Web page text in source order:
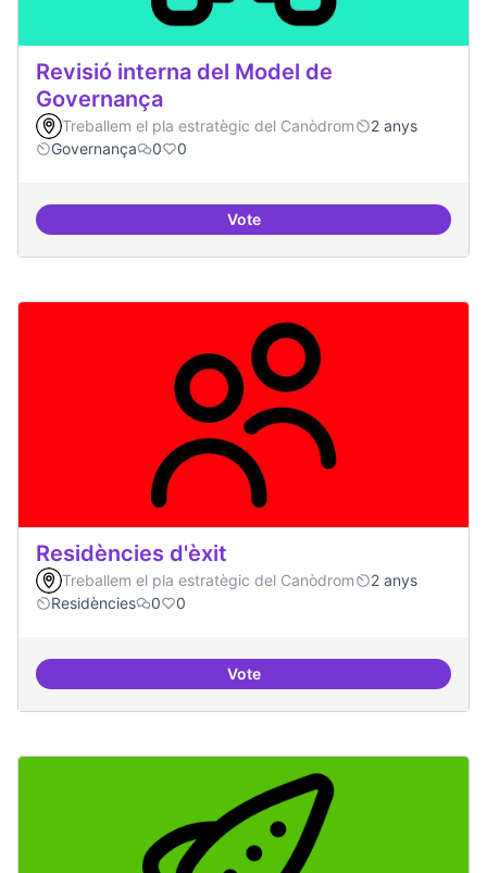
Revisió interna del Model de
Governança
Treballem el pla estratègic del Canòdrom
2 anys
Governança
0 0
VoteRevisió interna del Model de
Residències d'èxit
Treballem el pla estratègic del Canòdrom
2 anys
Residències
0 0
VoteResidències d'èxit